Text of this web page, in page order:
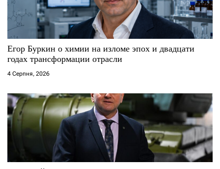
п
и
с
і
в
Егор Буркин о химии на изломе эпох и двадцати
годах трансформации отрасли
4 Серпня, 2026